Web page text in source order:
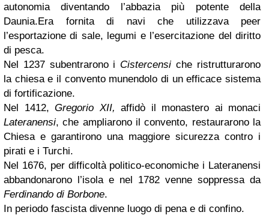
autonomia diventando l’abbazia più potente della
Daunia.Era fornita di navi che utilizzava peer
l’esportazione di sale, legumi e l’esercitazione del diritto
di pesca.
Nel 1237 subentrarono i Cistercensi che ristrutturarono
la chiesa e il convento munendolo di un efficace sistema
di fortificazione.
Nel 1412, Gregorio XII, affidò il monastero ai monaci
Lateranensi, che ampliarono il convento, restaurarono la
Chiesa e garantirono una maggiore sicurezza contro i
pirati e i Turchi.
Nel 1676, per difficoltà politico-economiche i Lateranensi
abbandonarono l’isola e nel 1782 venne soppressa da
Ferdinando di Borbone.
In periodo fascista divenne luogo di pena e di confino.